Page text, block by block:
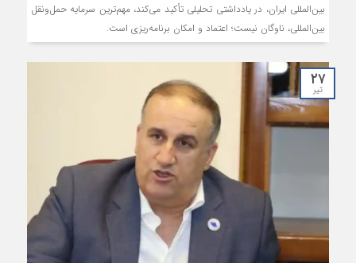
بین‌المللی ایران، در یادداشتی تحلیلی تأکید می‌کند، مهم‌ترین سرمایه حمل‌ونقل
بین‌المللی، ناوگان نیست؛ اعتماد و امکان برنامه‌ریزی است.
۲۷
تیر